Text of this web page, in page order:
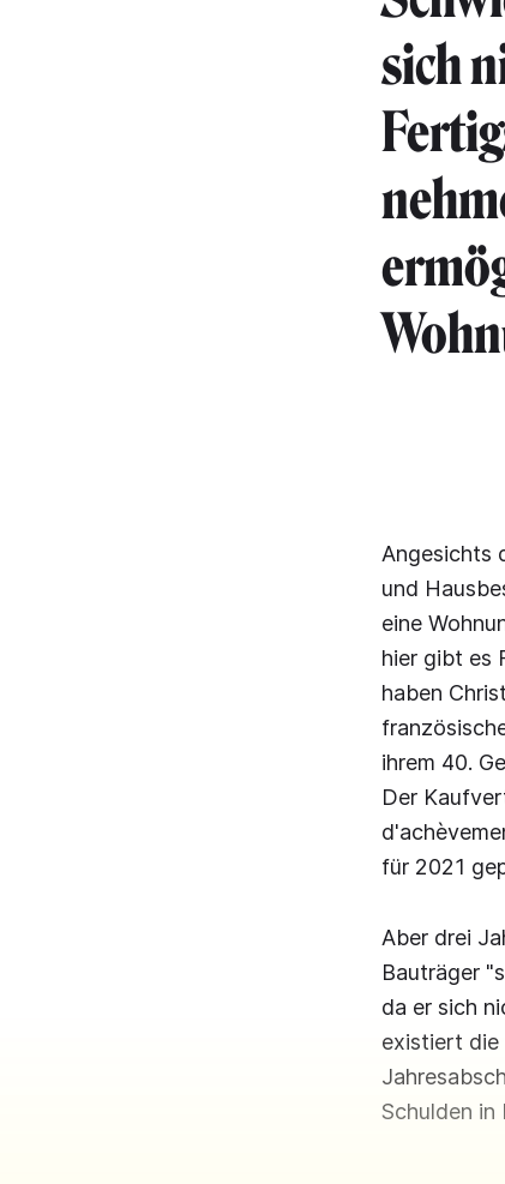
sich
Angesichts
und
eine
hier gibt es
haben
ihrem 40.
Der
für 2021
Aber drei
Bauträger
da er sich
existiert die
Schulden in